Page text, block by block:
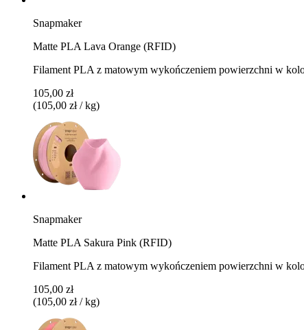
Snapmaker
Matte PLA Lava Orange (RFID)
Filament PLA z matowym wykończeniem powierzchni w
105,00 zł
(105,00 zł / kg)
Snapmaker
Matte PLA Sakura Pink (RFID)
Filament PLA z matowym wykończeniem powierzchni w
105,00 zł
(105,00 zł / kg)